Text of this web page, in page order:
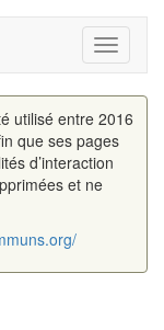
Toggle
utilisé entre 2016
que ses pages
d’interaction
et ne